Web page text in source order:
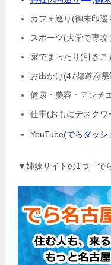
カフェ巡り(御朱印
スポーツ(大学で専攻
家でまったり(引きこ
お出かけ(47都道府
健康・美容・アンチ
仕事(おもにデスクワ
YouTube(でらダッシ
▼姉妹サイトの1つ「で